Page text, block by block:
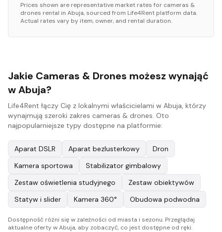
Prices shown are representative market rates for cameras &
drones rental in Abuja, sourced from Life4Rent platform data.
Actual rates vary by item, owner, and rental duration.
Jakie Cameras & Drones możesz wynająć
w Abuja?
Life4Rent łączy Cię z lokalnymi właścicielami w Abuja, którzy
wynajmują szeroki zakres cameras & drones. Oto
najpopularniejsze typy dostępne na platformie:
Aparat DSLR Aparat bezlusterkowy
Dron
Kamera sportowa
Stabilizator gimbalowy
Zestaw oświetlenia studyjnego
Zestaw obiektywów
Statyw i slider
Kamera 360° Obudowa podwodna
Dostępność różni się w zależności od miasta i sezonu. Przeglądaj
aktualne oferty w Abuja, aby zobaczyć, co jest dostępne od ręki.